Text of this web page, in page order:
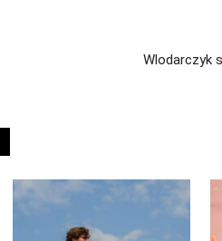
Wlodarczyk